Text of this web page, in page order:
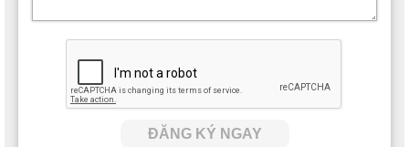
ĐĂNG KÝ NGAY